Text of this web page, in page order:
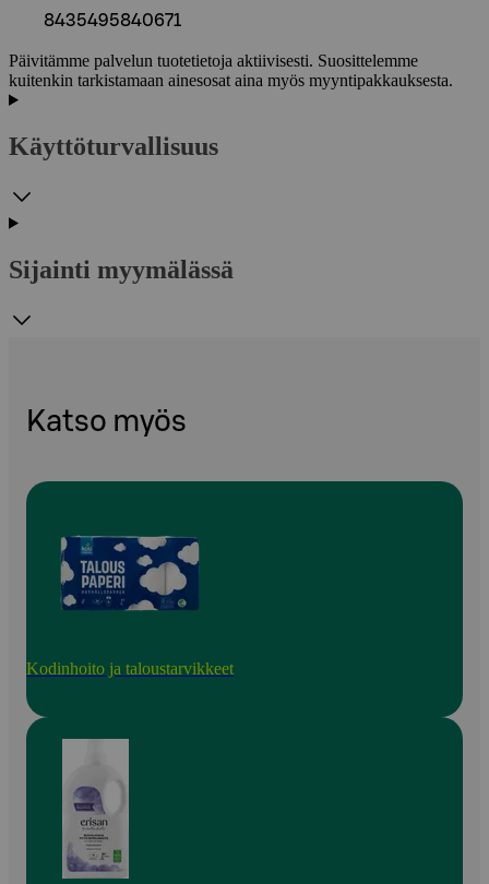
8435495840671
Päivitämme palvelun tuotetietoja aktiivisesti. Suosittelemme
kuitenkin tarkistamaan ainesosat aina myös myyntipakkauksesta.
Käyttöturvallisuus
Sijainti myymälässä
Katso myös
Kodinhoito ja taloustarvikkeet